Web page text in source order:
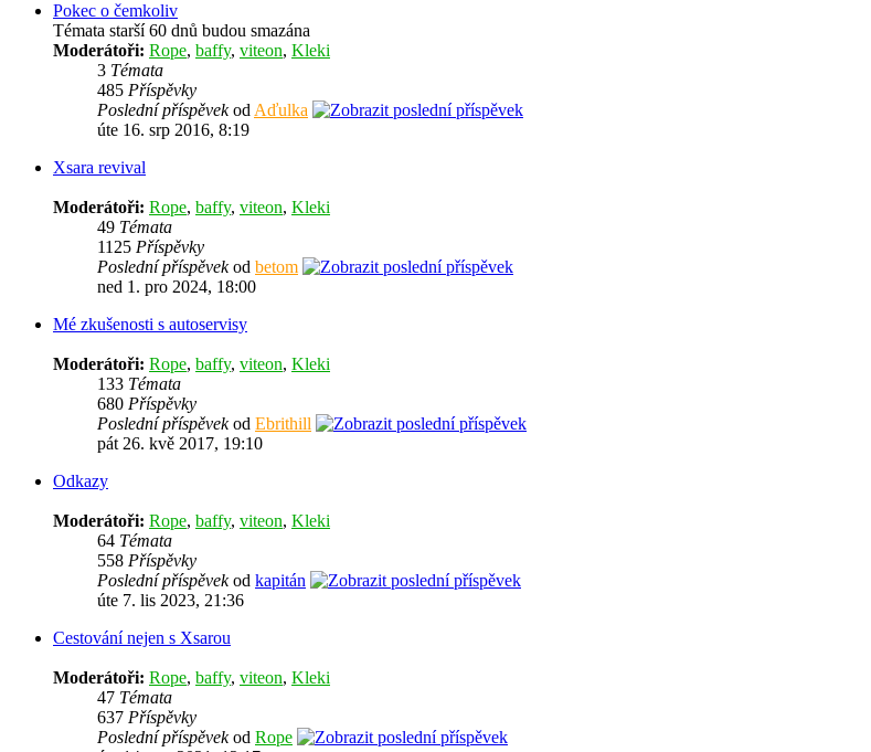
Pokec o čemkoliv
Témata starší 60 dnů budou smazána
Moderátoři: Rope, baffy, viteon, Kleki
3 Témata
485 Příspěvky
Poslední příspěvekodAďulka
úte 16. srp 2016, 8:19
Xsara revival
Moderátoři: Rope, baffy, viteon, Kleki
49 Témata
1125 Příspěvky
Poslední příspěvekod betom
ned 1. pro 2024, 18:00
Mé zkušenosti s autoservisy
Moderátoři: Rope, baffy, viteon, Kleki
133 Témata
680 Příspěvky
Poslední příspěvekod Ebrithill
pát 26. kvě 2017, 19:10
Odkazy
Moderátoři: Rope, baffy, viteon, Kleki
64 Témata
558 Příspěvky
Poslední příspěvekod kapitán
úte 7. lis 2023, 21:36
Cestování nejen s Xsarou
Moderátoři: Rope, baffy, viteon, Kleki
47 Témata
637 Příspěvky
Poslední příspěvekod Rope